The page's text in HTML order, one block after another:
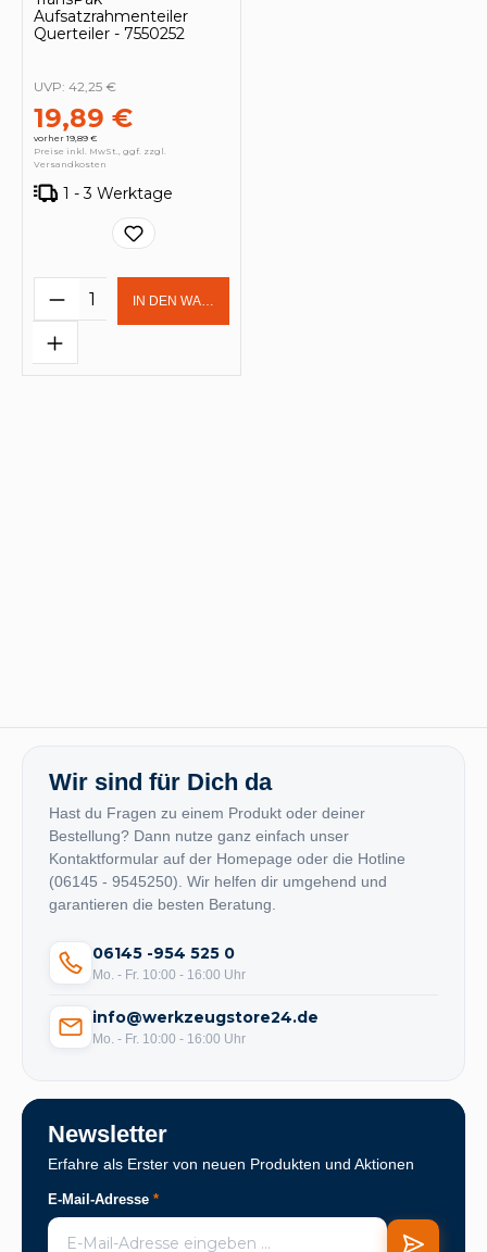
Aufsatzrahmenteiler
Querteiler - 7550252
19,89 €
vorher 19,89 €
UVP: 42,25 €
Preise inkl. MwSt., ggf. zzgl.
Versandkosten
1 - 3 Werktage
Produkt Anzahl: Gib den
IN DEN WARENKORB
Wir sind für Dich da
Hast du Fragen zu einem Produkt oder deiner
Bestellung? Dann nutze ganz einfach unser
Kontaktformular auf der Homepage oder die Hotline
(06145 - 9545250). Wir helfen dir umgehend und
garantieren die besten Beratung.
06145 -954 525 0
Mo. - Fr. 10:00 - 16:00 Uhr
info@werkzeugstore24.de
Mo. - Fr. 10:00 - 16:00 Uhr
Newsletter
Erfahre als Erster von neuen Produkten und Aktionen
E-Mail-Adresse *